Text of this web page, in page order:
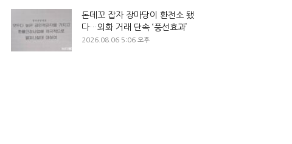
돈데꼬 잡자 장마당이 환전소 됐
다…외화 거래 단속 ‘풍선효과’
2026.08.06 5:06 오후